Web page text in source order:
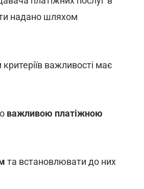
надано шляхом
важливості має
важливою платіжною
та встановлювати до них